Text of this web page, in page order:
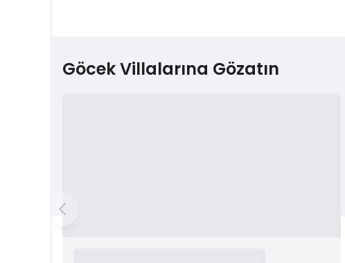
Göcek Villalarına Gözatın